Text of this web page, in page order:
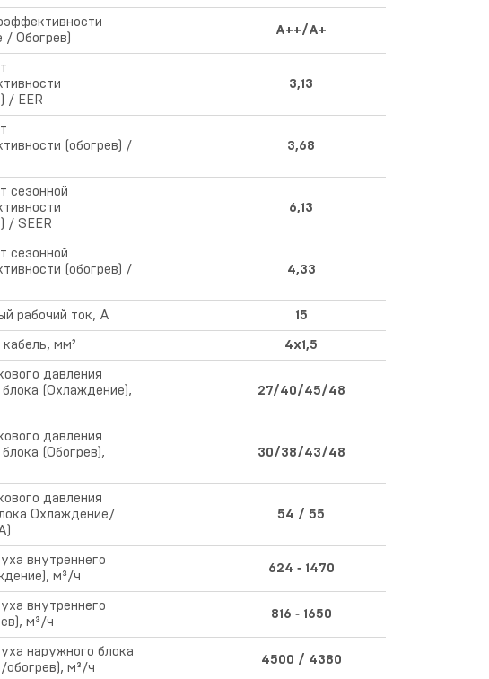
/ Обогрев)
A++/A+
/ EER
3,13
(обогрев) /
3,68
сезонной
/ SEER
6,13
сезонной
(обогрев) /
4,33
рабочий ток, A 15
мм² 4x1,5
давления
блока (Охлаждение),
27/40/45/48
давления
(Обогрев),
30/38/43/48
давления
Охлаждение/
54 / 55
внутреннего
м³/ч
624 ‑ 1470
внутреннего
м³/ч
816 ‑ 1650
наружного блока
обогрев), м³/ч
4500 / 4380